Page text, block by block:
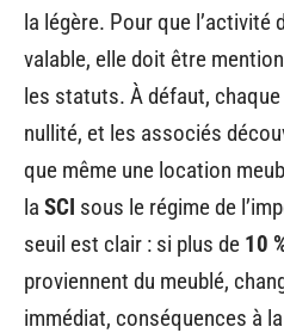
la légère. Pour que l’activité
valable, elle doit être
les statuts. À défaut,
nullité, et les associés
que même une location
la SCI sous le régime de
seuil est clair : si plus de 10
proviennent du meublé,
immédiat, conséquences à